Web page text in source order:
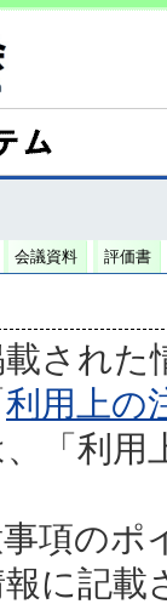
会議資料 評価書
された
利用上の
「利
項の
に記